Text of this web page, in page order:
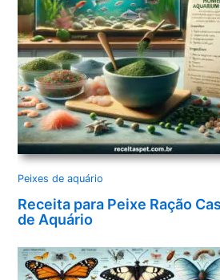
Peixes de aquário
Receita para Peixe Ração
de Aquário